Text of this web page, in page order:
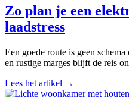
Zo plan je een
laadstress
Een goede route is geen
en rustige marges blijft de reis
Lees het artikel →